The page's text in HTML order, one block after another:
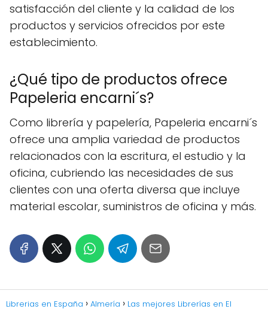
satisfacción del cliente y la calidad de los
productos y servicios ofrecidos por este
establecimiento.
¿Qué tipo de productos ofrece
Papeleria encarni´s?
Como librería y papelería, Papeleria encarni´s
ofrece una amplia variedad de productos
relacionados con la escritura, el estudio y la
oficina, cubriendo las necesidades de sus
clientes con una oferta diversa que incluye
material escolar, suministros de oficina y más.
Librerias en España Almería Las mejores Librerías en El